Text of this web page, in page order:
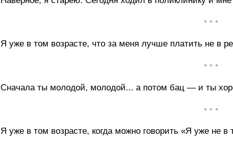
• • •
Я уже в том возрасте, что за меня лучше платить не в
• • •
Сначала ты молодой, молодой... а потом бац — и ты
• • •
Я уже в том возрасте, когда можно говорить «Я уже не в